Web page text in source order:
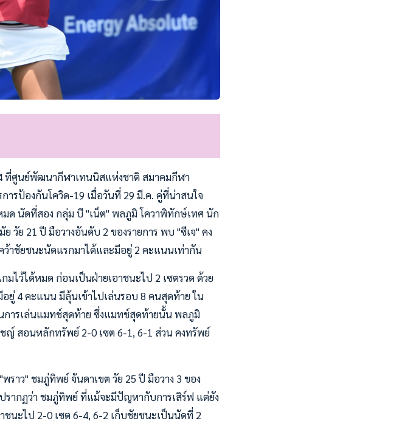
ที่ศูนย์พัฒนากีฬาเทนนิสแห่งชาติ สมาคมกีฬา
ารป้องกันโควิด-19 เมื่อวันที่ 29 มี.ค. คู่ที่น่าสนใจ
ด นัดที่สอง กลุ่ม บี "เน็ต" พลภูมิ โควาพิทักษ์เทศ นัก
วัย 21 ปี มือวางอันดับ 2 ของรายการ พบ "ซีเจ" คง
ว้าชัยชนะนัดแรกมาได้และมีอยู่ 2 คะแนนเท่ากัน
ไว้ได้หมด ก่อนเป็นฝ่ายเอาชนะไป 2 เซตรวด ด้วย
ยู่ 4 คะแนน มีลุ้นเข้าไปเล่นรอบ 8 คนสุดท้าย ใน
ารเล่นแมทช์สุดท้าย ซึ่งแมทช์สุดท้ายนั้น พลภูมิ
ญ์ สอนหลักทรัพย์ 2-0 เซต 6-1, 6-1 ส่วน คงทรัพย์
าว" ชมภู่ทิพย์ จันดาเขต วัย 25 ปี มือวาง 3 ของ
รากฏว่า ชมภู่ทิพย์ ที่แม้จะมีปัญหากับการเสิร์ฟ แต่ยัง
ชนะไป 2-0 เซต 6-4, 6-2 เก็บชัยชนะเป็นนัดที่ 2